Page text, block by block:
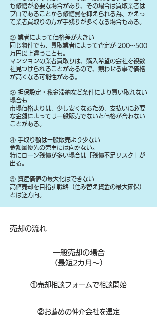
も修繕が必要な場合があり、その場合は買取業者は
プロであることから修繕費を抑えられる為、かえっ
て業者買取りの方が手残りが多くなる場合もある。
② 業者によって価格差が大きい
同じ物件でも、買取業者によって査定が 200〜500
万円以上違うことも。
マンションの業者買取りは、購入希望の会社を複数
社見つけられることがあるので、競わせる事で価格
が高くなる可能性がある。
③ 担保設定・税金滞納など条件により買い取れない
場合も
​市場価格よりは、少し安くなるため、支払いに必要
な金額によっては一般販売でないと価格が合わない
ことがある。
④ 手取り額は一般販売より少ない
金額最優先の売主には向かない。
特にローン残債が多い場合は「残債不足リスク」が
出る。
⑤ 資産価値の最大化はできない
高値売却を目指す戦略（住み替え資金の最大確保）
とは逆方向。
​売却の流れ
一般売却の場合
​（最短2カ月～）
①​売却相談フォームで相談開始
②お薦めの仲介会社を選定